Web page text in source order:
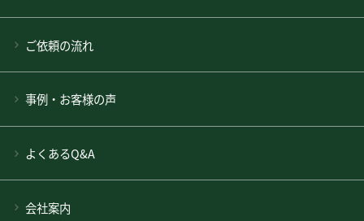
ご依頼の流れ
事例・お客様の声
よくあるQ&A
会社案内